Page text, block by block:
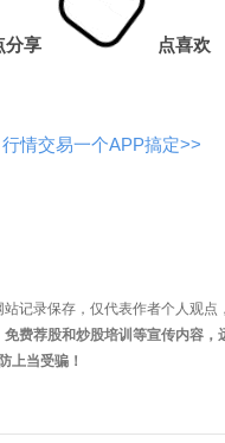
分享 点喜欢
情交易一个APP搞定>>
记录保存，仅代表作者个人观
费荐股和炒股培训等宣传内容
上当受骗！